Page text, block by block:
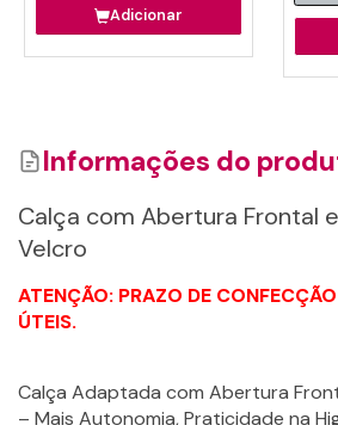
Adicionar
Informações do
Calça com Abertura Frontal
Velcro
ATENÇÃO: PRAZO DE
ÚTEIS.
Calça Adaptada com Abertura
– Mais Autonomia, Praticidade na